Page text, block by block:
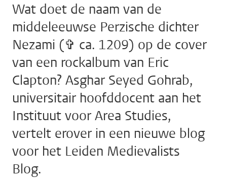
Wat doet de naam van de
middeleeuwse Perzische dichter
Nezami (✞ ca. 1209) op de cover
van een rockalbum van Eric
Clapton? Asghar Seyed Gohrab,
universitair hoofddocent aan het
Instituut voor Area Studies,
vertelt erover in een nieuwe blog
voor het Leiden Medievalists
Blog.